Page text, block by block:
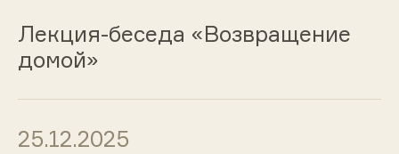
Лекция-беседа «Возвращение
домой»
25.12.2025